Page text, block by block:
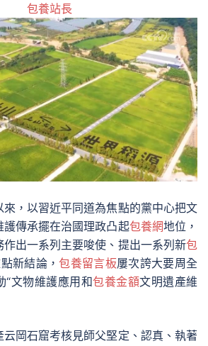
包養站長
，以習近平同道為焦點的黨中心把文
護傳承擺在治國理政凸起包養網地位，
出一系列主要唆使、提出一系列新包
新結論，包養留言板屢次誇大要周全
“文物維護應用和包養金額文明遺產維
岡石窟考核見師父堅定、認真、執著